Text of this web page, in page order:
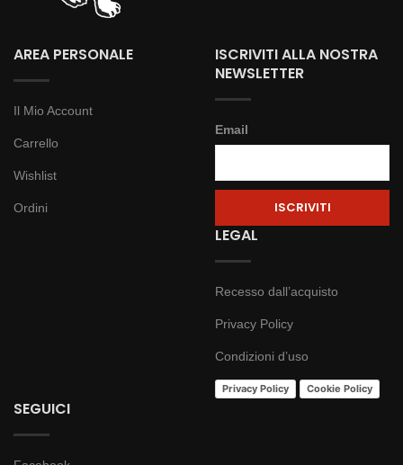
AREA PERSONALE
Il Mio Account
Carrello
Wishlist
Ordini
ISCRIVITI ALLA NOSTRA
NEWSLETTER
Email
LEGAL
Recesso dall’acquisto
Privacy Policy
Condizioni d’uso
Privacy Policy Cookie Policy
SEGUICI